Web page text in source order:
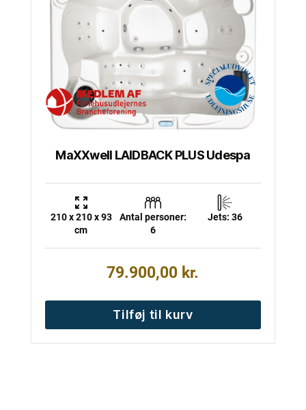
MaXXwell LAIDBACK PLUS Udespa
210 x 210 x 93
cm
Antal personer:
6
Jets: 36
79.900,00 kr.
Tilføj til kurv